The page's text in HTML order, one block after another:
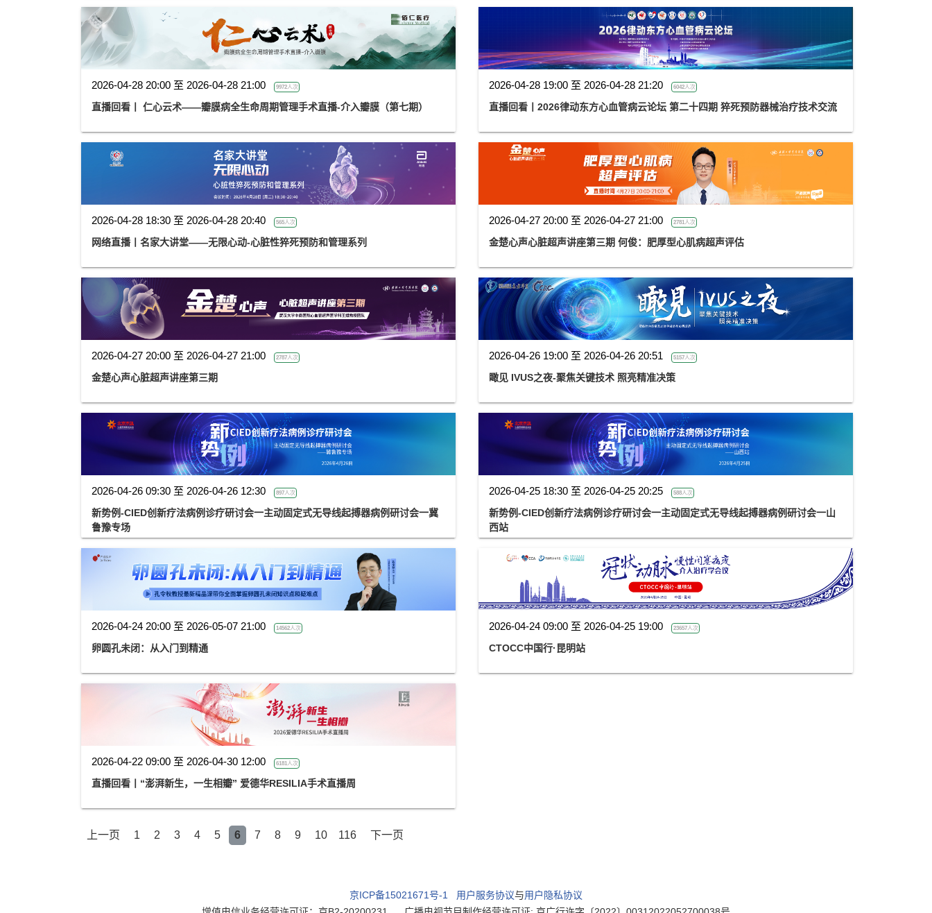
2026-04-28 20:00 至 2026-04-28 21:00 9972人次
直播回看丨 仁心云术——瓣膜病全生命周期管理手术直播-介入瓣膜（第七期）
2026-04-28 19:00 至 2026-04-28 21:20 6042人次
直播回看丨2026律动东方心血管病云论坛 第二十四期 猝死预防器械治疗技术交流
2026-04-28 18:30 至 2026-04-28 20:40 565人次
网络直播丨名家大讲堂——无限心动-心脏性猝死预防和管理系列
2026-04-27 20:00 至 2026-04-27 21:00 2781人次
金楚心声心脏超声讲座第三期 何俊：肥厚型心肌病超声评估
2026-04-27 20:00 至 2026-04-27 21:00 2787人次
金楚心声心脏超声讲座第三期
2026-04-26 19:00 至 2026-04-26 20:51 5157人次
瞰见 IVUS之夜-聚焦关键技术 照亮精准决策
2026-04-26 09:30 至 2026-04-26 12:30 897人次
新势例-CIED创新疗法病例诊疗研讨会一主动固定式无导线起搏器病例研讨会一冀
鲁豫专场
2026-04-25 18:30 至 2026-04-25 20:25 588人次
新势例-CIED创新疗法病例诊疗研讨会一主动固定式无导线起搏器病例研讨会一山
西站
2026-04-24 20:00 至 2026-05-07 21:00 14562人次
卵圆孔未闭：从入门到精通
2026-04-24 09:00 至 2026-04-25 19:00 23657人次
CTOCC中国行·昆明站
2026-04-22 09:00 至 2026-04-30 12:00 6181人次
直播回看丨“澎湃新生，一生相瓣” 爱德华RESILIA手术直播周
上一页 1 2 3 4 5 6 7 8 9 10 116 下一页
京ICP备15021671号-1 用户服务协议与用户隐私协议